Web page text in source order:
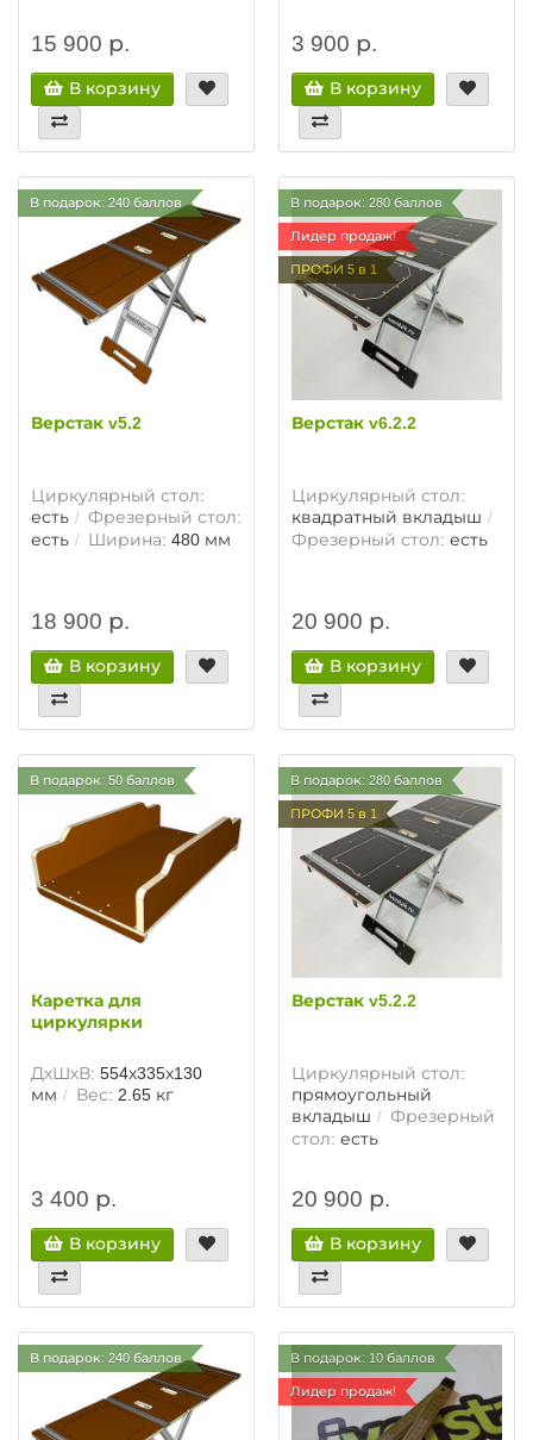
15 900 р.
В корзину
3 900 р.
В корзину
В подарок: 240 баллов
Верстак v5.2
Циркулярный стол:
есть
Фрезерный стол:
есть
Ширина: 480 мм
18 900 р.
В корзину
В подарок: 280 баллов
Лидер продаж!
ПРОФИ 5 в 1
Верстак v6.2.2
Циркулярный стол:
квадратный вкладыш
Фрезерный стол: есть
20 900 р.
В корзину
В подарок: 50 баллов
Каретка для
циркулярки
ДхШхВ: 554х335х130
мм
Вес: 2.65 кг
3 400 р.
В корзину
В подарок: 280 баллов
ПРОФИ 5 в 1
Верстак v5.2.2
Циркулярный стол:
прямоугольный
вкладыш
Фрезерный
стол: есть
20 900 р.
В корзину
В подарок: 240 баллов В подарок: 10 баллов
Лидер продаж!